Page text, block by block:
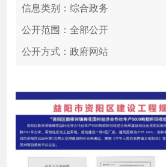
信息类别：综合政务
公开范围：全部公开
公开方式：政府网站